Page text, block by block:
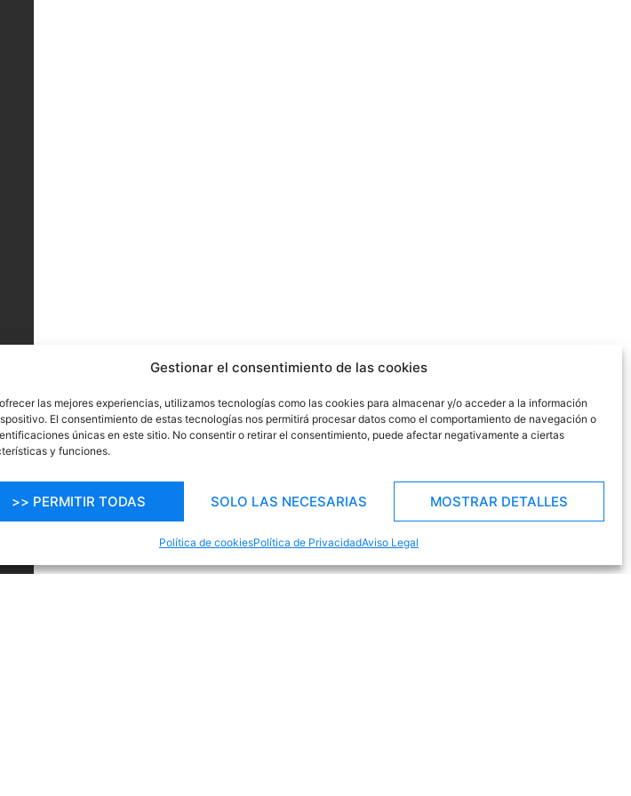
Gestionar el consentimiento de las cookies
las mejores experiencias, utilizamos tecnologías como las cookies para almacenar y/o acceder a la información
El consentimiento de estas tecnologías nos permitirá procesar datos como el comportamiento de navegación o
únicas en este sitio. No consentir o retirar el consentimiento, puede afectar negativamente a ciertas
y funciones.
>> PERMITIR TODAS SOLO LAS NECESARIAS MOSTRAR DETALLES
Política de cookiesPolítica de PrivacidadAviso Legal